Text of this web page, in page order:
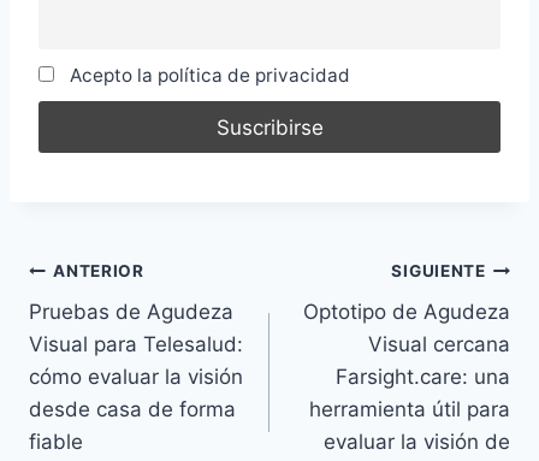
Acepto la política de privacidad
Navegación
de
entradas
ANTERIOR
Pruebas de Agudeza
Visual para Telesalud:
cómo evaluar la visión
desde casa de forma
fiable
SIGUIENTE
Optotipo de Agudeza
Visual cercana
Farsight.care: una
herramienta útil para
evaluar la visión de